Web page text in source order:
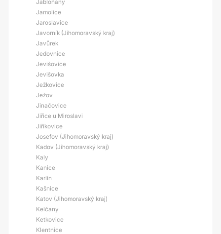
Jabloňany
Jamolice
Jaroslavice
Javorník (Jihomoravský kraj)
Javůrek
Jedovnice
Jevišovice
Jevišovka
Ježkovice
Ježov
Jinačovice
Jiřice u Miroslavi
Jiříkovice
Josefov (Jihomoravský kraj)
Kadov (Jihomoravský kraj)
Kaly
Kanice
Karlín
Kašnice
Katov (Jihomoravský kraj)
Kelčany
Ketkovice
Klentnice